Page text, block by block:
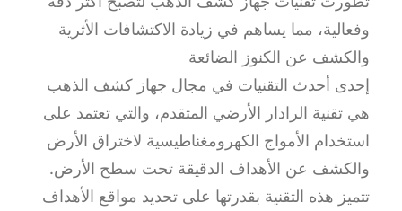
وفعالية، مما يساهم في زيادة الاكتشافات الأثرية
والكشف عن الكنوز الضائعة
إحدى أحدث التقنيات في مجال جهاز كشف الذهب
هي تقنية الرادار الأرضي المتقدم، والتي تعتمد على
استخدام الأمواج الكهرومغناطيسية لاختراق الأرض
والكشف عن الأهداف الدقيقة تحت سطح الأرض.
تتميز هذه التقنية بقدرتها على تحديد مواقع الأهداف